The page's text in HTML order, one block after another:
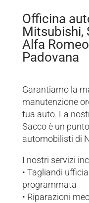
Officina
Mitsubishi,
Alfa
Padovana
Garantiamo la
manutenzione
tua auto. La
Sacco è un
automobilisti di
I nostri servizi
• Tagliandi
programmata
• Riparazioni